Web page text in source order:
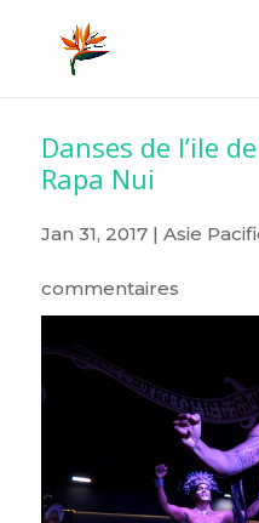
Danses de l’ile
Rapa Nui
Jan 31, 2017| Asie
commentaires